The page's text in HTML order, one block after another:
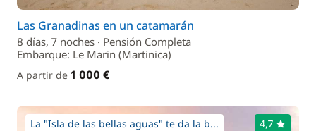
Las Granadinas en un catamarán
8 días, 7 noches · Pensión Completa
Embarque: Le Marin (Martinica)
A partir de 1 000 €
La "Isla de las bellas aguas" te da la b... 4,7